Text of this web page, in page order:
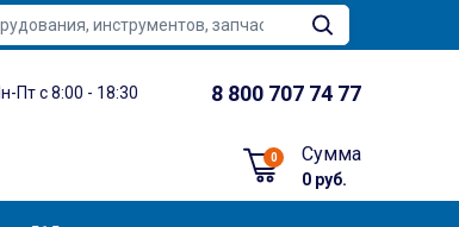
Пт с 8:00 - 18:30 8 800 707 74 77
0 Сумма
0 руб.